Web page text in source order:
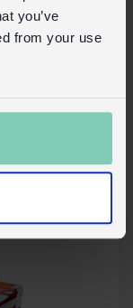
you’ve
from your use